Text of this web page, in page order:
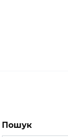
Пошук